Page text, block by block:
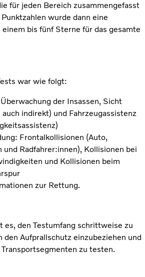
für jeden Bereich zusammengefasst
wurde dann eine
bis fünf Sterne für das gesamte
war wie folgt:
der Insassen, Sicht
indirekt) und Fahrzeugassistenz
Frontalkollisionen (Auto,
und Radfahrer:innen), Kollisionen bei
und Kollisionen beim
zur Rettung.
es, den Testumfang schrittweise zu
den Aufprallschutz einzubeziehen und
zu testen.